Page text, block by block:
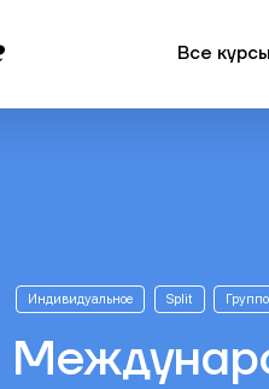
Все курсы
Индивидуальное Split